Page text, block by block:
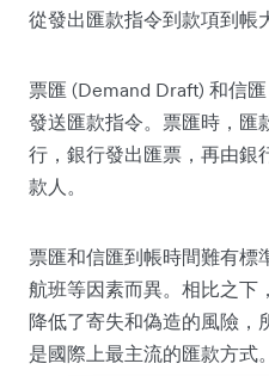
從發出匯款指令到款項到帳
票匯 (Demand Draft) 和信
發送匯款指令。票匯時，匯
行，銀行發出匯票，再由銀
款人。
票匯和信匯到帳時間難有標
航班等因素而異。相比之下
降低了寄失和偽造的風險，
是國際上最主流的匯款方式。